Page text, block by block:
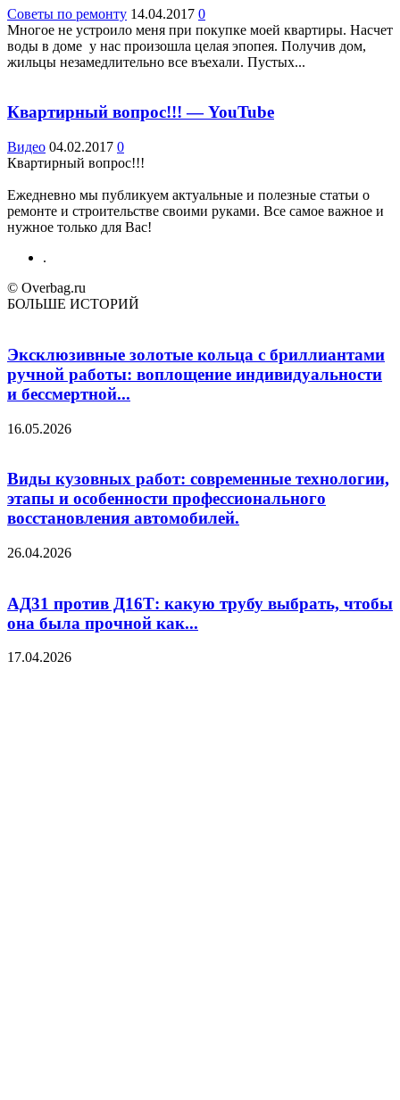
Советы по ремонту 14.04.2017 0
Многое не устроило меня при покупке моей квартиры. Насчет
воды в доме у нас произошла целая эпопея. Получив дом,
жильцы незамедлительно все въехали. Пустых...
Квартирный вопрос!!! — YouTube
Видео 04.02.2017 0
Квартирный вопрос!!!
Ежедневно мы публикуем актуальные и полезные статьи о
ремонте и строительстве своими руками. Все самое важное и
нужное только для Вас!
.
© Overbag.ru
БОЛЬШЕ ИСТОРИЙ
Эксклюзивные золотые кольца с бриллиантами
ручной работы: воплощение индивидуальности
и бессмертной...
16.05.2026
Виды кузовных работ: современные технологии,
этапы и особенности профессионального
восстановления автомобилей.
26.04.2026
АД31 против Д16Т: какую трубу выбрать, чтобы
она была прочной как...
17.04.2026